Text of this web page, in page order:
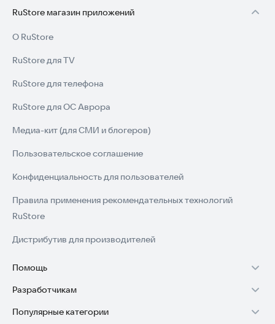
RuStore магазин приложений
О RuStore
RuStore для TV
RuStore для телефона
RuStore для ОС Аврора
Медиа-кит (для СМИ и блогеров)
Пользовательское соглашение
Конфиденциальность для пользователей
Правила применения рекомендательных технологий
RuStore
Дистрибутив для производителей
Помощь
Установка RuStore на TV
Установка RuStore на телефон
Разработчикам
Зарабатывать с RuStore
Популярные категории